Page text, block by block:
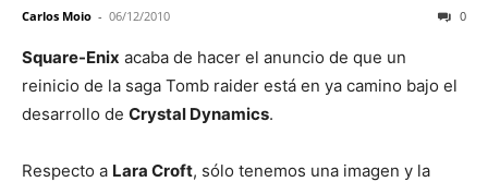
Carlos Moio - 06/12/2010 0
Square-Enix acaba de hacer el anuncio de que un
reinicio de la saga Tomb raider está en ya camino bajo el
desarrollo de Crystal Dynamics.
Respecto a Lara Croft, sólo tenemos una imagen y la